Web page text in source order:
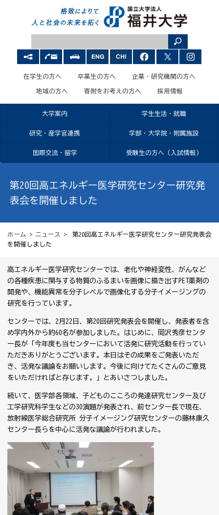
在学生の方へ 卒業生の方へ 企業・研究機関の方へ
地域の方へ 寄附をお考えの方へ 採用情報
大学案内 学生生活・就職
研究・産学官連携 学部・大学院・附属施設
国際交流・留学 受験生の方へ（入試情報）
第20回高エネルギー医学研究センター研究発
表会を開催しました
ホーム > ニュース
> 第20回高エネルギー医学研究センター研究発表会
を開催しました
高エネルギー医学研究センターでは、老化や神経変性、がんなど
の各種疾患に関与する物質のふるまいを画像に描き出すPET薬剤の
開発や、機能異常を分子レベルで画像化する分子イメージングの
研究を行っています。
センターでは、2月22日、第20回研究発表会を開催し、発表者を含
め学内外から約60名が参加しました。はじめに、岡沢秀彦センタ
ー長が「今年度も当センターにおいて活発に研究活動を行ってい
ただきありがとうございます。本日はその成果をご発表いただ
き、活発な議論をお願いします。今後に向けてたくさんのご意見
をいただければと存じます。」とあいさつしました。
続いて、医学部各領域、子どものこころの発達研究センター及び
工学研究科学生などの30演題が発表され、前センター長で現在、
放射線医学総合研究所 分子イメージング研究センターの藤林康久
センター長らを中心に活発な議論が行われました。